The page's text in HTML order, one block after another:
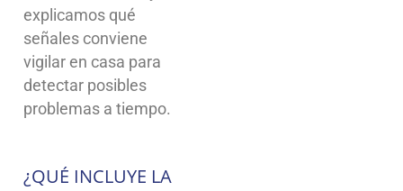
explicamos qué
señales conviene
vigilar en casa para
detectar posibles
problemas a tiempo.
¿QUÉ INCLUYE LA